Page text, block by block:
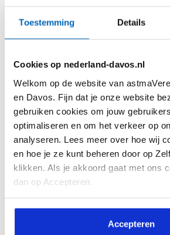
Toestemming Details
Cookies op nederland-davos.nl
Welkom op de website van
en Davos. Fijn dat je onze website
gebruiken cookies om jouw
optimaliseren en om het verkeer op
analyseren. Lees meer over hoe wij
en hoe je ze kunt beheren door op
klikken. Als je akkoord gaat met ons
dan op Accepteren.
Accepteren
Hoe je leert leven met ernstige
toch blijft dromen
Manuela zit in het laatste
pabo in Amsterdam en